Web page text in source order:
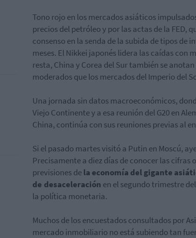
Tono rojo en los mercados asiáticos
precios del petróleo y por las actas de la FED,
consenso en la senda de la subida de tipos de
meses. El Nikkei japonés lidera las caídas con
resta, China y Corea del Sur también se
moderados que los mercados del Imperio del
Una jornada sin datos macroeconómicos,
Viejo Continente y a esa reunión del G20 en
China, continúa con sus reuniones previas al
Si el pasado martes visitó a Putin en Moscú,
Precisamente a diez días de conocer las cifras
previsiones dela economía del gigante
de desaceleración en el segundo trimestre
la política monetaria.
Muchos de los encuestados consultados por
mercado inmobiliario no está subiendo tan